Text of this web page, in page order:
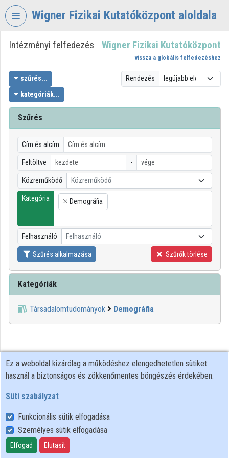
Fejléc kihagyása
Wigner Fizikai Kutatóközpont aloldala
VIDEOTORIUM
WIGNER
FIZIKAI
KUTATÓKÖZPONT
Intézményi kezdőlap
Bejelentkezés
Intézményi felfedezés
Kategóriák
Intézményi listák
Intézmények
Közreműködők
Intézményi felfedezés Wigner Fizikai Kutatóközpont
vissza a globális felfedezéshez
szűrés...
kategóriák...
Rendezés
Szűrés
Cím és alcím
Feltöltve -
Közreműködő Közreműködő
Kategória
×
Demográfia
Felhasználó Felhasználó
Szűrés alkalmazása Szűrők törlése
Kategóriák
Társadalomtudományok Demográfia
Felhasználói szabályzat
Adatkezelési tájékoztató
Süti szabályzat
Ez a weboldal kizárólag a működéshez elengedhetetlen sütiket
használ a biztonságos és zökkenőmentes böngészés érdekében.
Süti szabályzat
Funkcionális sütik elfogadása
Személyes sütik elfogadása
Elfogad Elutasít